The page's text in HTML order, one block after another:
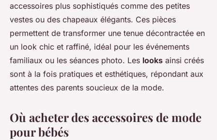
accessoires plus sophistiqués comme des petites
vestes ou des chapeaux élégants. Ces pièces
permettent de transformer une tenue décontractée en
un look chic et raffiné, idéal pour les événements
familiaux ou les séances photo. Les looks ainsi créés
sont à la fois pratiques et esthétiques, répondant aux
attentes des parents soucieux de la mode.
Où acheter des accessoires de mode
pour bébés